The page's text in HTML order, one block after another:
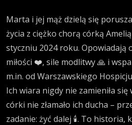
Marta i jej mąż dzielą się
życia z ciężko chorą córką
styczniu 2024 roku. Opowiadają
miłości ❤️, sile modlitwy 🙏 i
m.in. od Warszawskiego
Ich wiara nigdy nie zamieniła się
córki nie złamało ich ducha –
zadanie: żyć dalej 🕯️. To historia,